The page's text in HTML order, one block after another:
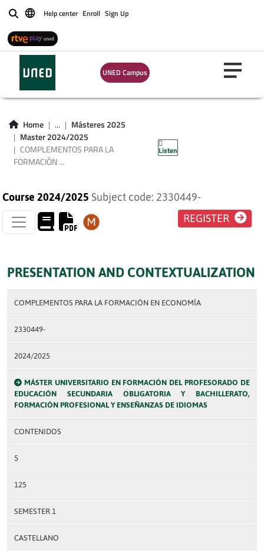
BuscarHelp center Enroll Sign Up
UNED Campus
Home ...
Másteres 2025
Master 2024/2025
COMPLEMENTOS PARA LA
FORMACIÓN ...
Listen
COMPLEMENTOS
PARA LA
FORMACIÓN EN
ECONOMÍA
Course 2024/2025 Subject code: 2330449-
REGISTER
PRESENTATION AND CONTEXTUALIZATION
COMPLEMENTOS PARA LA FORMACIÓN EN ECONOMÍA
2330449-
2024/2025
MÁSTER UNIVERSITARIO EN FORMACIÓN DEL PROFESORADO DE
EDUCACIÓN SECUNDARIA OBLIGATORIA Y BACHILLERATO,
FORMACIÓN PROFESIONAL Y ENSEÑANZAS DE IDIOMAS
CONTENIDOS
5
125
SEMESTER 1
CASTELLANO